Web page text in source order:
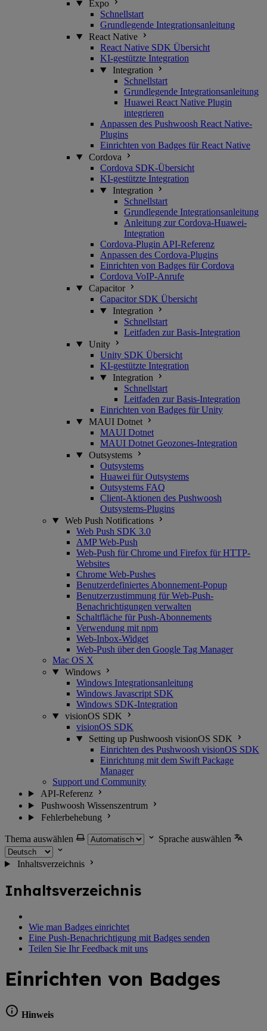
Expo
Schnellstart
Grundlegende Integrationsanleitung
React Native
React Native SDK Übersicht
KI-gestützte Integration
Integration
Schnellstart
Grundlegende Integrationsanleitung
Huawei React Native Plugin
integrieren
Anpassen des Pushwoosh React Native-
Plugins
Einrichten von Badges für React Native
Cordova
Cordova SDK-Übersicht
KI-gestützte Integration
Integration
Schnellstart
Grundlegende Integrationsanleitung
Anleitung zur Cordova-Huawei-
Integration
Cordova-Plugin API-Referenz
Anpassen des Cordova-Plugins
Einrichten von Badges für Cordova
Cordova VoIP-Anrufe
Capacitor
Capacitor SDK Übersicht
Integration
Schnellstart
Leitfaden zur Basis-Integration
Unity
Unity SDK Übersicht
KI-gestützte Integration
Integration
Schnellstart
Leitfaden zur Basis-Integration
Einrichten von Badges für Unity
MAUI Dotnet
MAUI Dotnet
MAUI Dotnet Geozones-Integration
Outsystems
Outsystems
Huawei für Outsystems
Outsystems FAQ
Client-Aktionen des Pushwoosh
Outsystems-Plugins
Web Push Notifications
Web Push SDK 3.0
AMP Web-Push
Web-Push für Chrome und Firefox für HTTP-
Websites
Chrome Web-Pushes
Benutzerdefiniertes Abonnement-Popup
Benutzerzustimmung für Web-Push-
Benachrichtigungen verwalten
Schaltfläche für Push-Abonnements
Verwendung mit npm
Web-Inbox-Widget
Web-Push über den Google Tag Manager
Mac OS X
Windows
Windows Integrationsanleitung
Windows Javascript SDK
Windows SDK-Integration
visionOS SDK
visionOS SDK
Setting up Pushwoosh visionOS SDK
Einrichten des Pushwoosh visionOS SDK
Einrichtung mit dem Swift Package
Manager
Support und Community
API-Referenz
Pushwoosh Wissenszentrum
Fehlerbehebung
Thema auswählen Sprache auswählen
Inhaltsverzeichnis
Inhaltsverzeichnis
Wie man Badges einrichtet
Eine Push-Benachrichtigung mit Badges senden
Teilen Sie Ihr Feedback mit uns
Einrichten von Badges
Hinweis